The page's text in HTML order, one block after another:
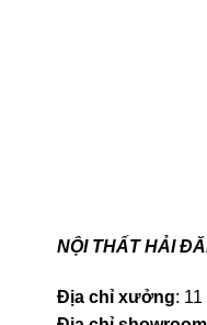
NỘI THẤT HẢI
Địa chỉ xưởng: